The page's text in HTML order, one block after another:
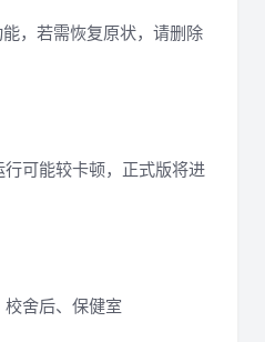
，若需恢复原状，请删除
可能较卡顿，正式版将进
舍后、保健室